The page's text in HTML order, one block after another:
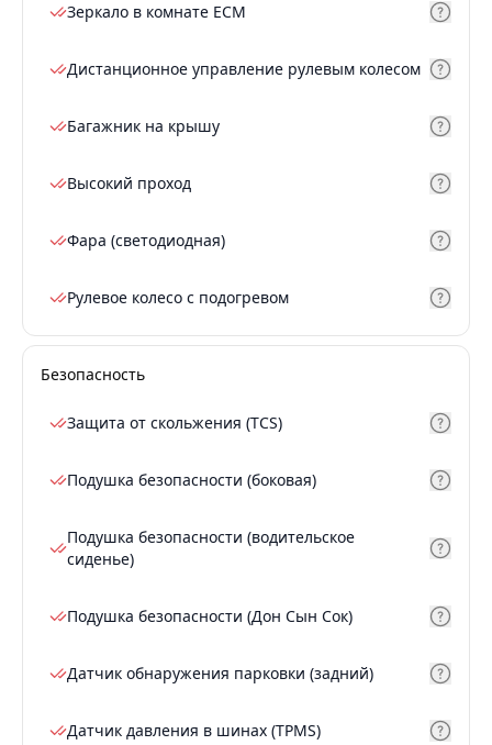
Зеркало в комнате ECM
Дистанционное управление рулевым колесом
Багажник на крышу
Высокий проход
Фара (светодиодная)
Рулевое колесо с подогревом
Безопасность
Защита от скольжения (TCS)
Подушка безопасности (боковая)
Подушка безопасности (водительское
сиденье)
Подушка безопасности (Дон Сын Сок)
Датчик обнаружения парковки (задний)
Датчик давления в шинах (TPMS)